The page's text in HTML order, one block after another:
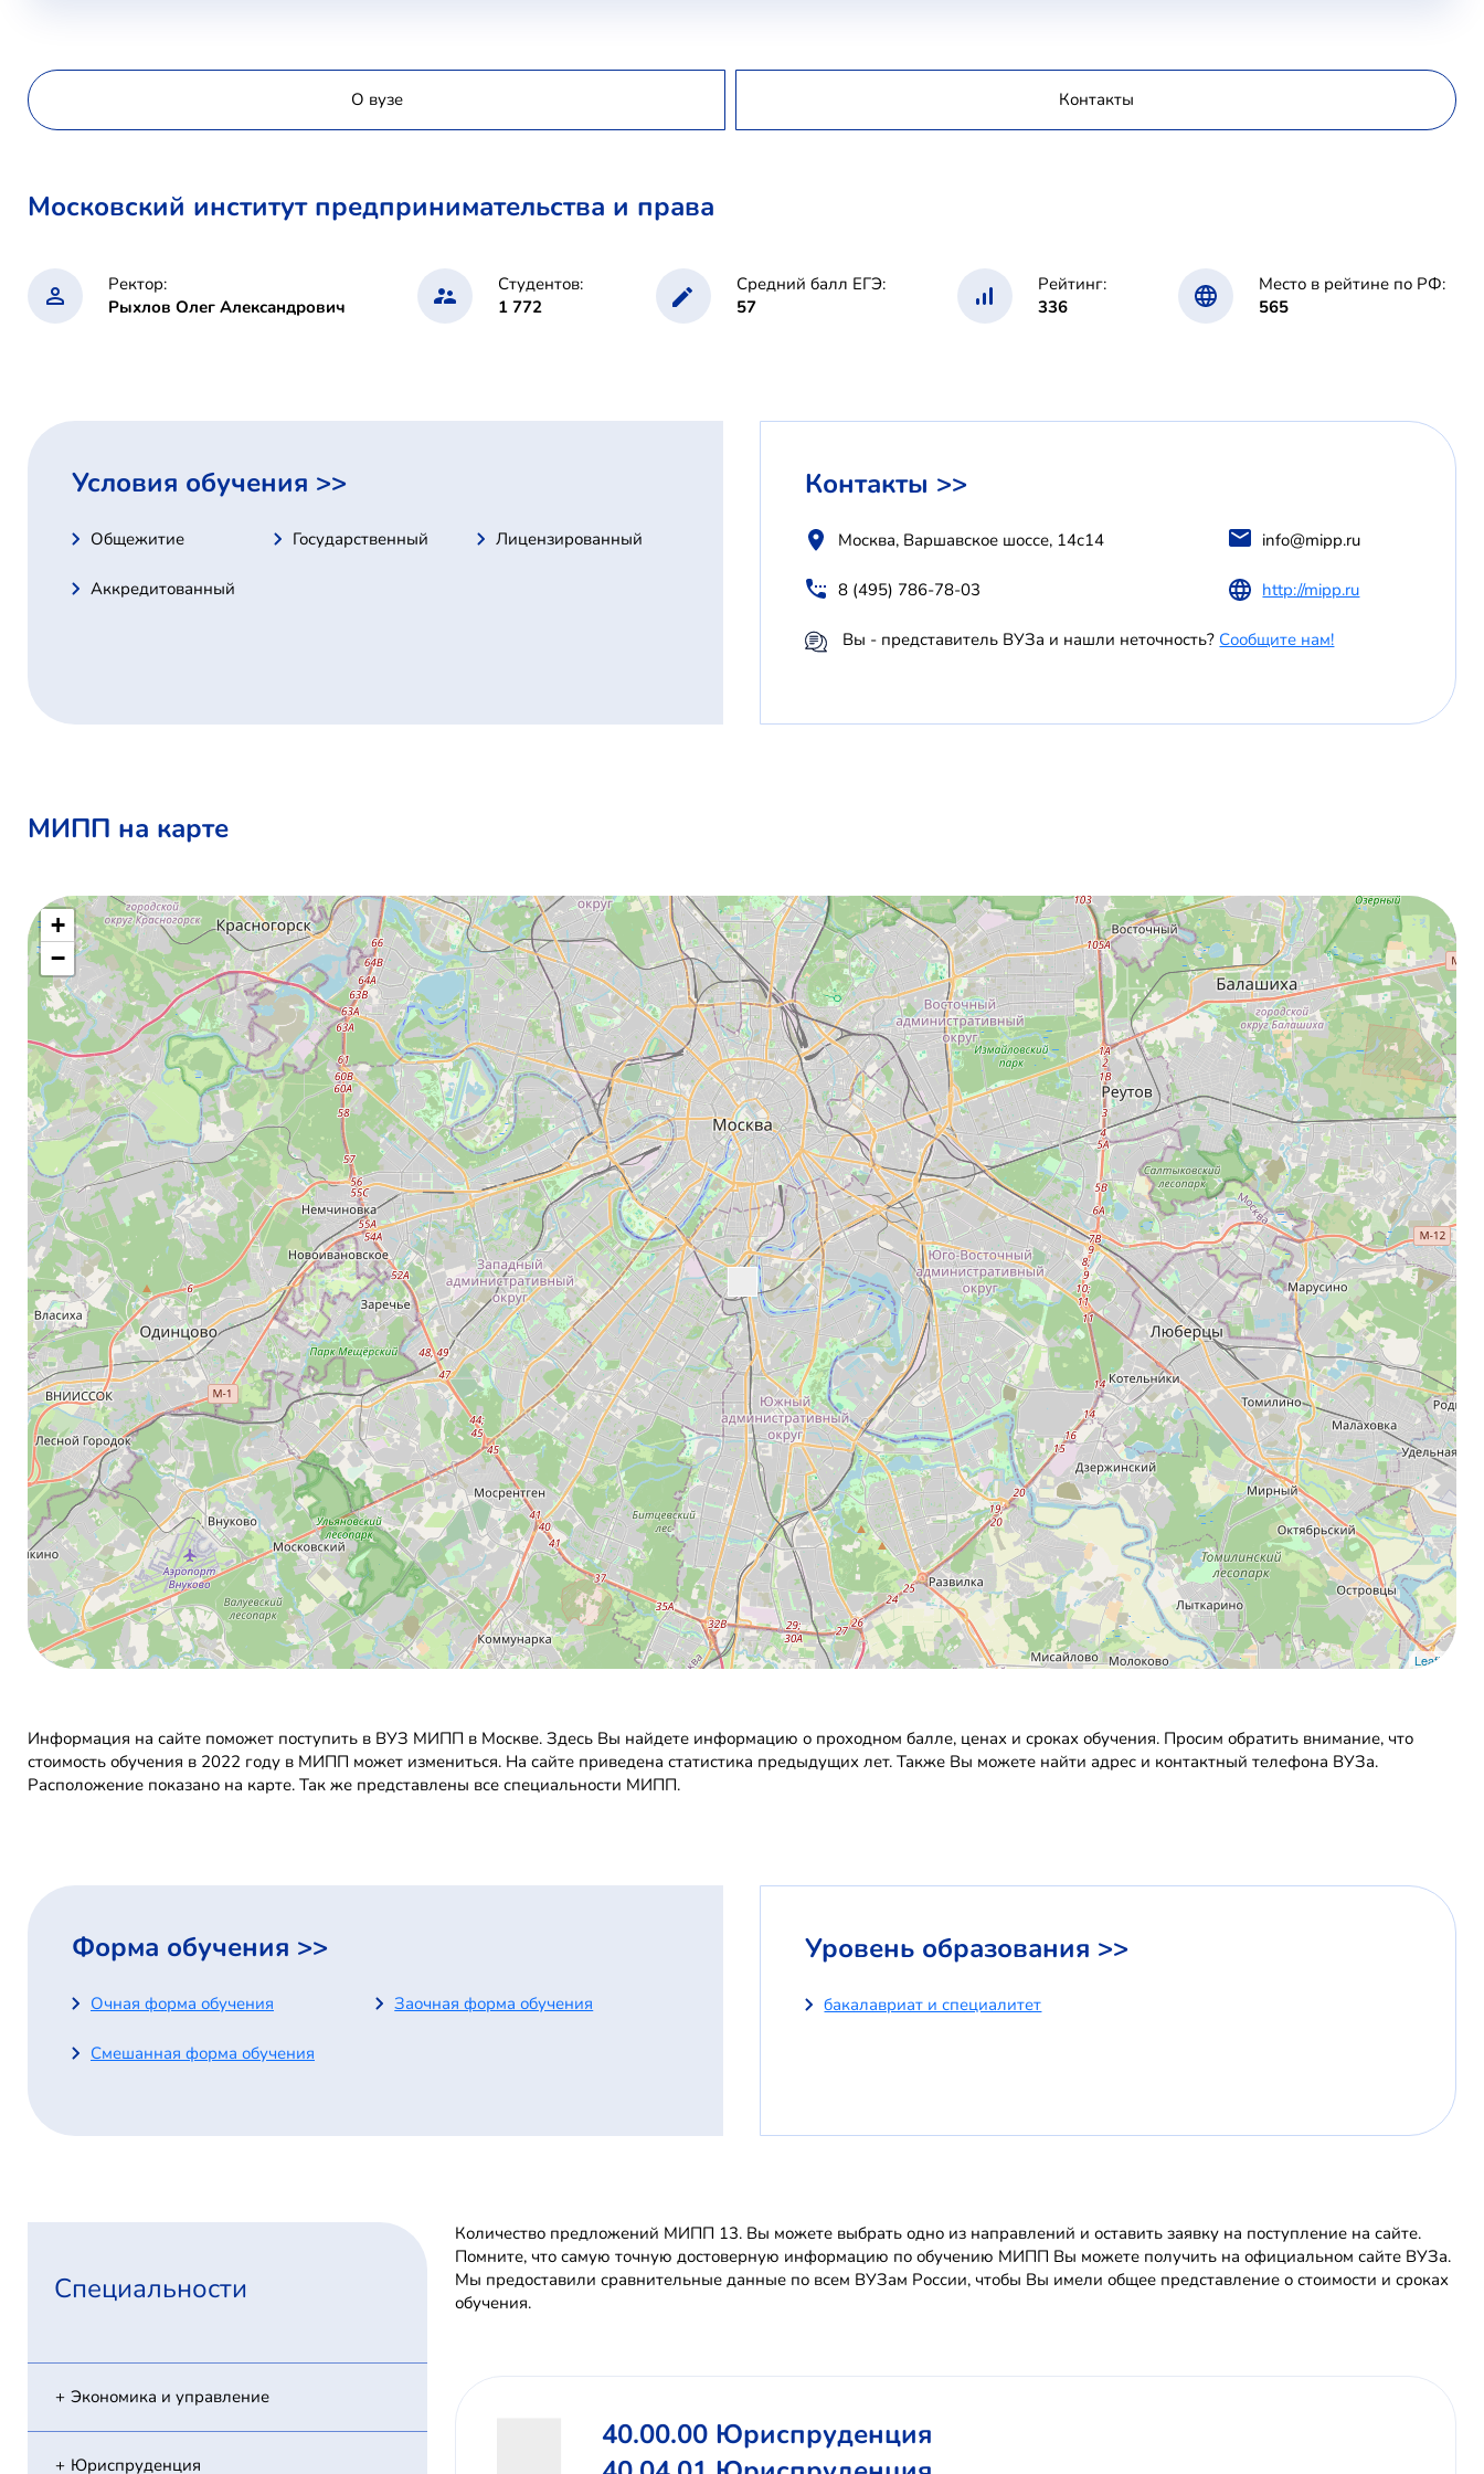
О вузе Контакты
Московский институт предпринимательства и права
Ректор:
Рыхлов Олег Александрович
Студентов:
1 772
Средний балл ЕГЭ:
57
Рейтинг:
336
Место в рейтине по РФ:
565
Условия обучения >>
Общежитие Государственный Лицензированный
Аккредитованный
Контакты >>
Москва, Варшавское шоссе, 14с14 info@mipp.ru
8 (495) 786-78-03 http://mipp.ru
Вы - представитель ВУЗа и нашли неточность? Сообщите нам!
МИПП на карте
+
−
Leaflet
Информация на сайте поможет поступить в ВУЗ МИПП в Москве. Здесь Вы найдете информацию о проходном балле, ценах и сроках обучения. Просим обратить внимание, что
стоимость обучения в 2022 году в МИПП может измениться. На сайте приведена статистика предыдущих лет. Также Вы можете найти адрес и контактный телефона ВУЗа.
Расположение показано на карте. Так же представлены все специальности МИПП.
Форма обучения >>
Очная форма обучения Заочная форма обучения
Смешанная форма обучения
Уровень образования >>
бакалавриат и специалитет
Специальности
Экономика и управление
Юриспруденция
Количество предложений МИПП 13. Вы можете выбрать одно из направлений и оставить заявку на поступление на сайте.
Помните, что самую точную достоверную информацию по обучению МИПП Вы можете получить на официальном сайте ВУЗа.
Мы предоставили сравнительные данные по всем ВУЗам России, чтобы Вы имели общее представление о стоимости и сроках
обучения.
40.00.00 Юриспруденция